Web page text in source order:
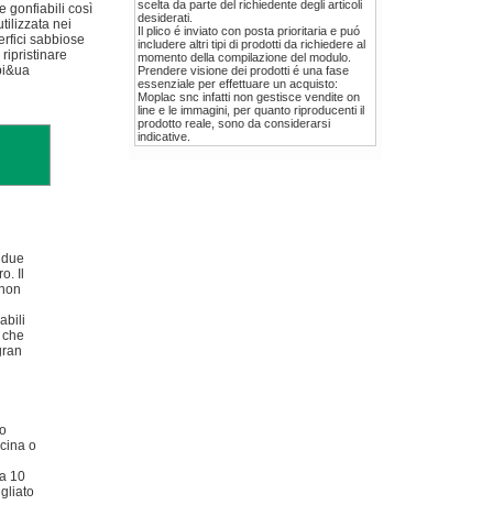
gonfiabili così
nei
sabbiose
Il
o
10
scelta da parte del richiedente degli articoli
desiderati.
Il plico é inviato con posta prioritaria e puó
includere altri tipi di prodotti da richiedere al
momento della compilazione del modulo.
Prendere visione dei prodotti é una fase
essenziale per effettuare un acquisto:
Moplac snc infatti non gestisce vendite on
line e le immagini, per quanto riproducenti il
prodotto reale, sono da considerarsi
indicative.